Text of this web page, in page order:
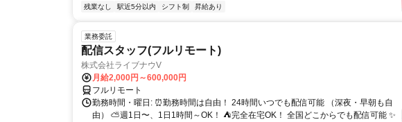
残業なし 駅近5分以内 シフト制 昇給あり
業務委託
配信スタッフ(フルリモート)
株式会社ライブナウV
月給2,000円～600,000円
フルリモート
勤務時間・曜日: ⏰勤務時間は自由！ 24時間いつでも配信可能 （深夜・早朝も自
由） ⛅週1日〜、1日1時間～OK！ ⛺完全在宅OK！ 全国どこからでも配信可能 ✨